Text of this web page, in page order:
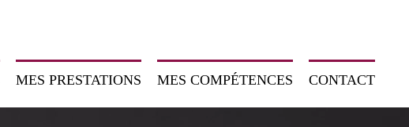
MES PRESTATIONS MES COMPÉTENCES CONTACT